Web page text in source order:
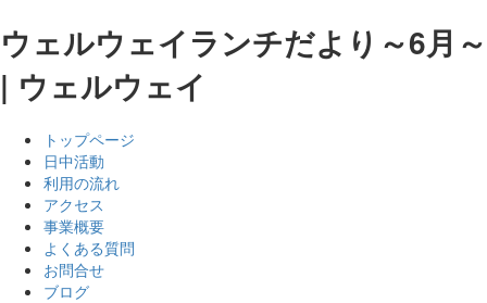
ウェルウェイランチだより～6月～
| ウェルウェイ
トップページ
日中活動
利用の流れ
アクセス
事業概要
よくある質問
お問合せ
ブログ